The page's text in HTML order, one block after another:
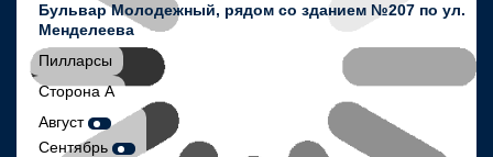
Бульвар Молодежный, рядом со зданием №207 по ул.
Менделеева
Пилларсы
Сторона А
Август
Сентябрь